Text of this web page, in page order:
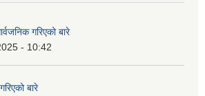
गरिएको बारे
- 10:42
बारे